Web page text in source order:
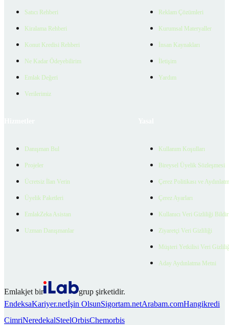
Satıcı Rehberi
Kiralama Rehberi
Konut Kredisi Rehberi
Ne Kadar Ödeyebilirim
Emlak Değeri
Verilerimiz
Reklam Çözümleri
Kurumsal Materyaller
İnsan Kaynakları
İletişim
Yardım
Danışman Bul
Projeler
Ücretsiz İlan Verin
Üyelik Paketleri
EmlakZeka Asistan
Uzman Danışmanlar
Kullanım Koşulları
Bireysel Üyelik Sözleşmesi
Çerez Politikası ve
Çerez Ayarları
Kullanıcı Veri Gizliliği
Ziyaretçi Veri Gizliliği
Müşteri Yetkilisi Veri
Aday Aydınlatma Metni
Emlakjet bir
grup şirketidir.
EndeksaKariyer.netİşin OlsunSigortam.netArabam.comHangikredi
CimriNeredekalSteelOrbisChemorbis